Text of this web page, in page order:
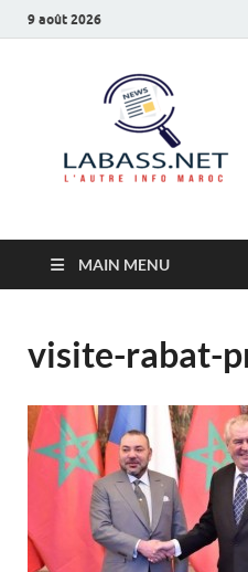
9 août 2026
MAIN MENU
visite-rabat-